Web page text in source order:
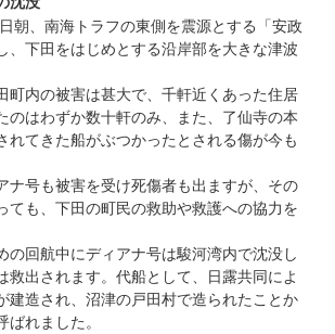
朝、南海トラフの東側を震源とする「安政
、下田をはじめとする沿岸部を大きな津波
町内の被害は甚大で、千軒近くあった住居
のはわずか数十軒のみ、また、了仙寺の本
れてきた船がぶつかったとされる傷が今も
ナ号も被害を受け死傷者も出ますが、その
ても、下田の町民の救助や救護への協力を
の回航中にディアナ号は駿河湾内で沈没し
救出されます。代船として、日露共同によ
建造され、沼津の戸田村で造られたことか
れました。